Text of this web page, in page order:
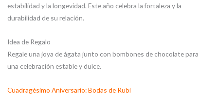
estabilidad y la longevidad. Este año celebra la fortaleza y la
durabilidad de su relación.
Idea de Regalo
Regale una joya de ágata junto con bombones de chocolate para
una celebración estable y dulce.
Cuadragésimo Aniversario: Bodas de Rubí